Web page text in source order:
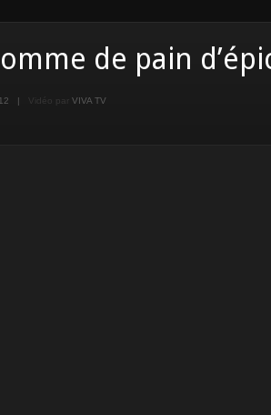
de pain
| Vidéo par VIVA TV